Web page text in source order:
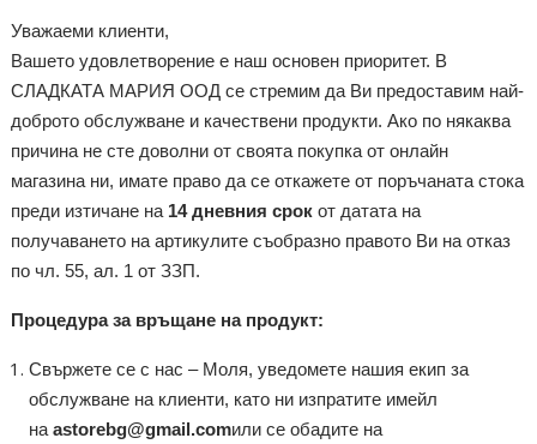
Уважаеми клиенти,
Вашето удовлетворение е наш основен приоритет. В
СЛАДКАТА МАРИЯ ООД се стремим да Ви предоставим най-
доброто обслужване и качествени продукти. Ако по някаква
причина не сте доволни от своята покупка от онлайн
магазина ни, имате право да се откажете от поръчаната стока
преди изтичане на 14 дневния срок от датата на
получаването на артикулите съобразно правото Ви на отказ
по чл. 55, ал. 1 от ЗЗП.
Процедура за връщане на продукт:
Свържете се с нас – Моля, уведомете нашия екип за
обслужване на клиенти, като ни изпратите имейл
наastorebg@gmail.comили се обадите на